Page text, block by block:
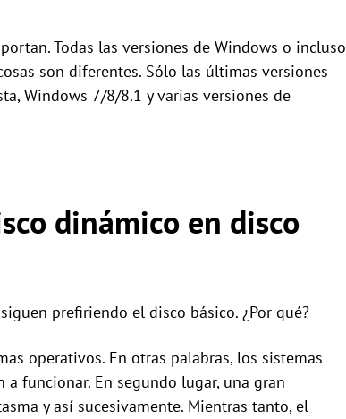
Todas las versiones de Windows o incluso
son diferentes. Sólo las últimas versiones
Windows 7/8/8.1 y varias versiones de
dinámico en disco
prefiriendo el disco básico. ¿Por qué?
operativos. En otras palabras, los sistemas
funcionar. En segundo lugar, una gran
y así sucesivamente. Mientras tanto, el